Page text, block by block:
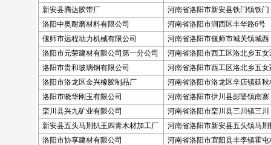
新安县腾达胶带厂
河南省洛阳市新安县铁门镇铁门
洛阳中奥耐磨材料有限公司
河南省洛阳市涧西区丰华路6号
偃师市远程动力机械有限公司
河南省洛阳市偃师市城关镇城西
洛阳市元荣建材有限公司第一分公司
河南省洛阳市西工区洛北乡五
洛阳市贵和玻璃钢有限公司
河南省洛阳市西工区洛北乡五
洛阳市洛龙区金兴橡胶制品厂
河南省洛阳市洛龙区辛店镇延秋
洛阳市晓华刚玉有限公司
河南省洛阳市伊川县彭婆镇南寨
栾川县兴九矿业有限公司
河南省洛阳市栾川县三川镇三川
新安县五头马荆扒王四青木材加工厂
河南省洛阳市新安县五头镇马荆
洛阳市协享建材有限公司
河南省洛阳市宜阳县丰李镇霍屯